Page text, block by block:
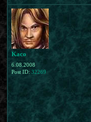
Kaco
6.08.2008
Post ID: 32269